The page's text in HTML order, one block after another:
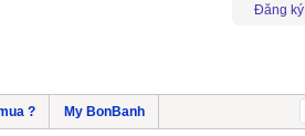
Đăng ký
? My BonBanh